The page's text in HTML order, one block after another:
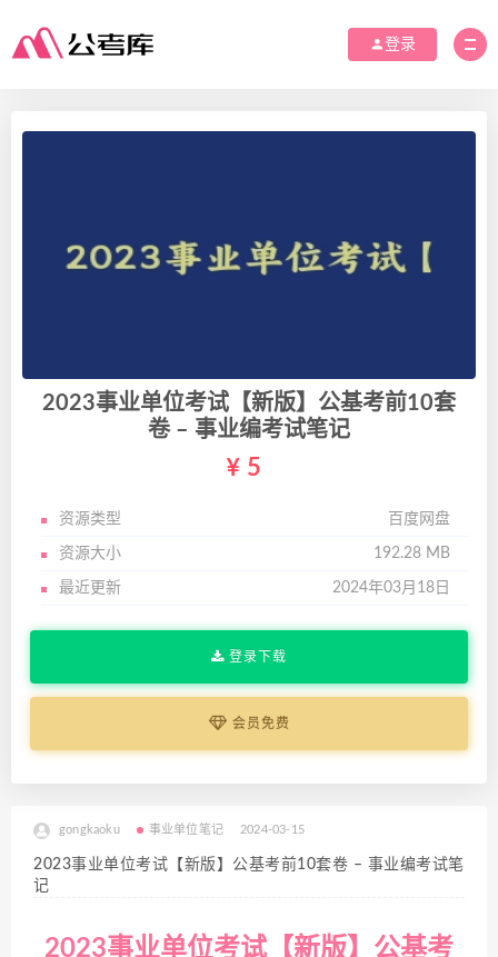
登录
2023事业单位考试【新版】公基考前10套
卷 – 事业编考试笔记
5
资源类型 百度网盘
资源大小 192.28 MB
最近更新 2024年03月18日
登录下载
会员免费
gongkaoku 事业单位笔记 2024-03-15
2023事业单位考试【新版】公基考前10套卷 – 事业编考试笔
记
2023事业单位考试【新版】公基考